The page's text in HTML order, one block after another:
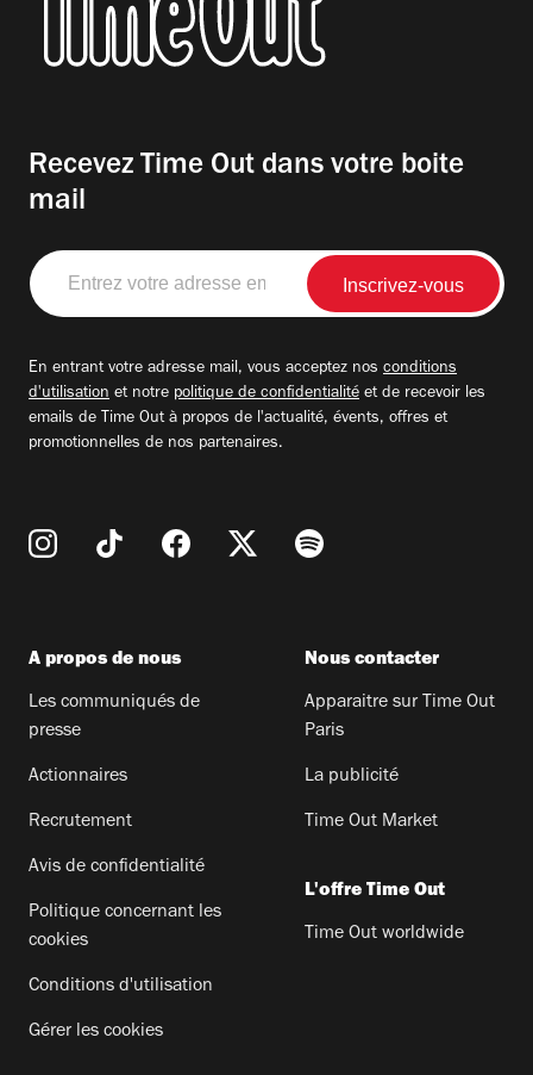
Recevez Time Out dans votre boite
mail
Entrez
votre
adresse
En entrant votre adresse mail, vous acceptez nos conditions
d'utilisation et notre politique de confidentialité et de recevoir les
emails de Time Out à propos de l'actualité, évents, offres et
promotionnelles de nos partenaires.
A propos de nous
Les communiqués de
presse
Actionnaires
Recrutement
Avis de confidentialité
Politique concernant les
cookies
Conditions d'utilisation
Gérer les cookies
Nous contacter
Apparaitre sur Time Out
Paris
La publicité
Time Out Market
L'offre Time Out
Time Out worldwide